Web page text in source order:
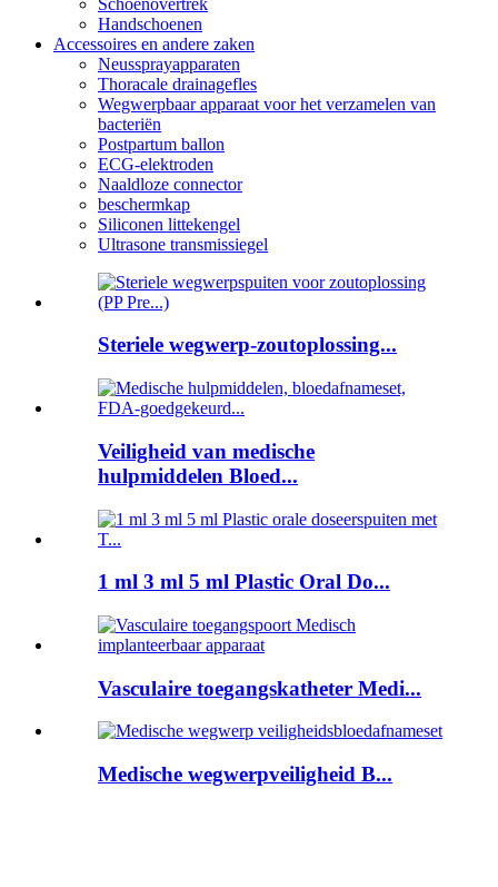
Handschoenen
Accessoires en andere zaken
Neussprayapparaten
Thoracale drainagefles
Wegwerpbaar apparaat voor het verzamelen van
bacteriën
Postpartum ballon
ECG-elektroden
Naaldloze connector
beschermkap
Siliconen littekengel
Ultrasone transmissiegel
Steriele wegwerp-zoutoplossing...
Veiligheid van medische
hulpmiddelen Bloed...
1 ml 3 ml 5 ml Plastic Oral Do...
Vasculaire toegangskatheter Medi...
Medische wegwerpveiligheid B...